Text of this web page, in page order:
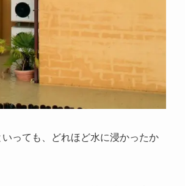
っても、どれほど水に浸かったか